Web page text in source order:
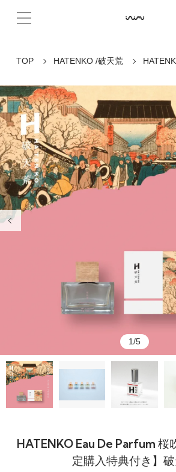
TOP HATENKO /破天荒
1/5
HATENKO Eau De Parfum 桜
定購入特典付き】